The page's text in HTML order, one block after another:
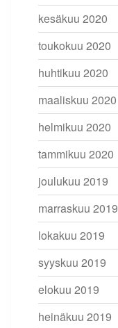
kesäkuu 2020
toukokuu 2020
huhtikuu 2020
maaliskuu 2020
helmikuu 2020
tammikuu 2020
joulukuu 2019
marraskuu 2019
lokakuu 2019
syyskuu 2019
elokuu 2019
heinäkuu 2019